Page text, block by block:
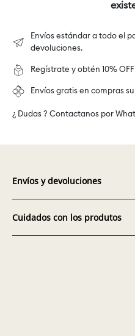
Envíos estándar a todo el
devoluciones.
Regístrate y obtén 10%
Envíos gratis en compras
¿ Dudas ? Contactanos por
Envíos y devoluciones
Cuidados con los produtos